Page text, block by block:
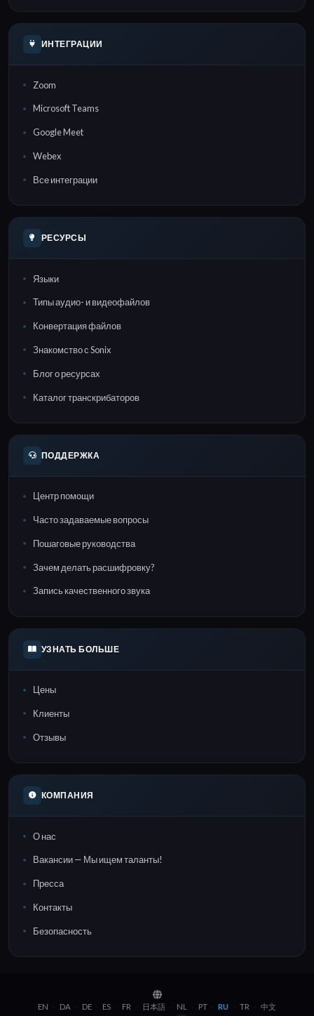
ИНТЕГРАЦИИ
Zoom
Microsoft Teams
Google Meet
Webex
Все интеграции
РЕСУРСЫ
Языки
Типы аудио- и видеофайлов
Конвертация файлов
Знакомство с Sonix
Блог о ресурсах
Каталог транскрибаторов
ПОДДЕРЖКА
Центр помощи
Часто задаваемые вопросы
Пошаговые руководства
Зачем делать расшифровку?
Запись качественного звука
УЗНАТЬ БОЛЬШЕ
Цены
Клиенты
Отзывы
КОМПАНИЯ
О нас
Вакансии — Мы ищем таланты!
Пресса
Контакты
Безопасность
EN · DA · DE · ES · FR · 日本語 · NL · PT · RU · TR · 中文